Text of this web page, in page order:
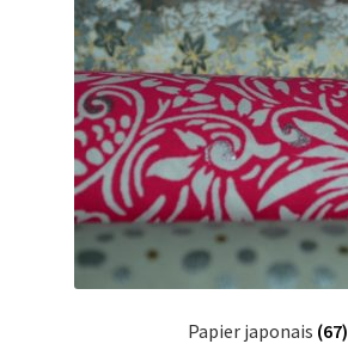
Papier japonais (67)